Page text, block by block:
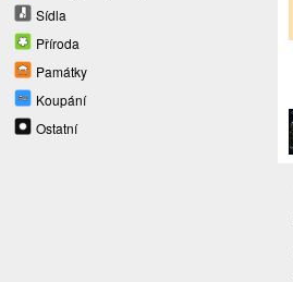
Sídla
Příroda
Památky
Koupání
Ostatní